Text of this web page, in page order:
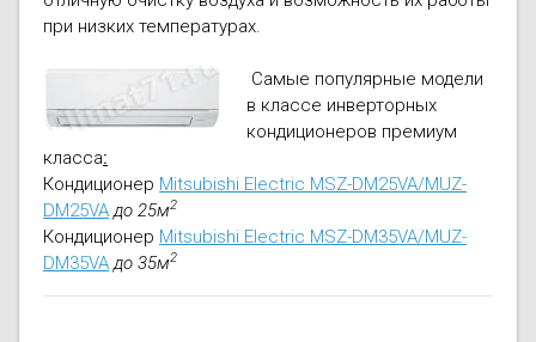
при низких температурах.
Самые популярные модели
в классе инверторных
кондиционеров премиум
класса:
Кондиционер Mitsubishi Electric MSZ-DM25VA/MUZ-
DM25VA до 25м2
Кондиционер Mitsubishi Electric MSZ-DM35VA/MUZ-
DM35VA до 35м2